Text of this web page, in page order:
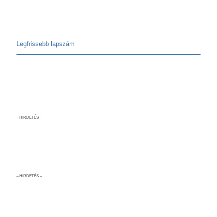
Legfrissebb lapszám
– HIRDETÉS –
– HIRDETÉS –